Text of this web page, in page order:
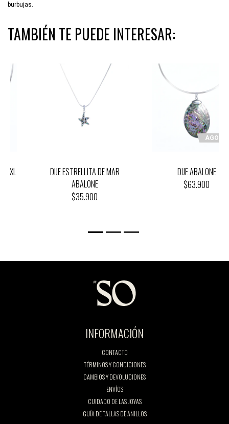
burbujas.
TAMBIÉN TE PUEDE INTERESAR:
DIJE ESTRELLITA DE MAR
ABALONE
AGOTADO
DIJE ABALONE
INFORMACIÓN
CONTACTO
TÉRMINOS Y CONDICIONES
CAMBIOS Y DEVOLUCIONES
ENVÍOS
CUIDADO DE LAS JOYAS
GUÍA DE TALLAS DE ANILLOS